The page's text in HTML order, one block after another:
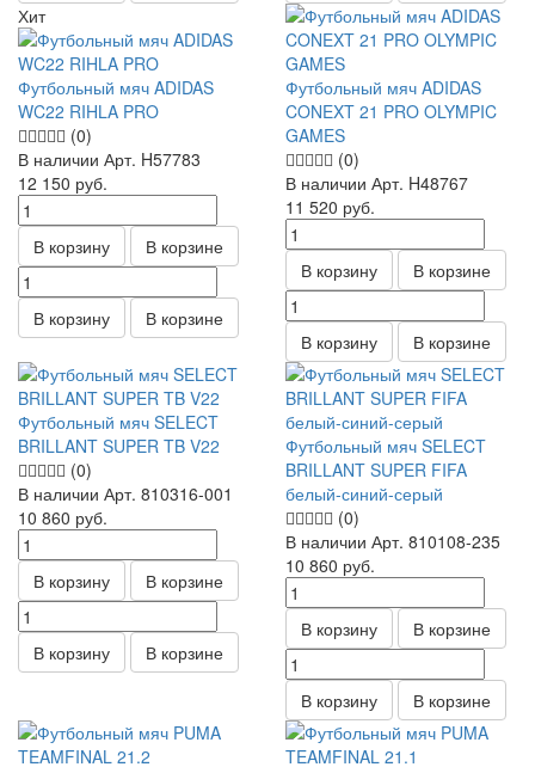
Хит
Футбольный мяч ADIDAS
WC22 RIHLA PRO
(0)
В наличии Арт. H57783
12 150 руб.
В корзину В корзине
В корзину В корзине
Футбольный мяч ADIDAS
CONEXT 21 PRO OLYMPIC
GAMES
(0)
В наличии Арт. H48767
11 520 руб.
В корзину В корзине
В корзину В корзине
Футбольный мяч SELECT
BRILLANT SUPER TB V22
(0)
В наличии Арт. 810316-001
10 860 руб.
В корзину В корзине
В корзину В корзине
Футбольный мяч SELECT
BRILLANT SUPER FIFA
белый-синий-серый
(0)
В наличии Арт. 810108-235
10 860 руб.
В корзину В корзине
В корзину В корзине